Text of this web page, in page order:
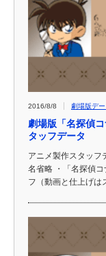
2016/8/8 劇場版デー
劇場版「名探偵
タッフデータ
アニメ製作スタッ
名省略 ・「名探偵
フ（動画と仕上げ